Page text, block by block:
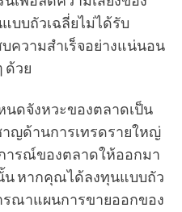
บบถัวเฉลี่ยไม่ได้รับ
ความสำเร็จอย่างแน่นอน
ด้วย
นดจังหวะของตลาดเป็น
าญด้านการเทรดรายใหญ่
ารณ์ของตลาดให้ออกมา
น หากคุณได้ลงทุนแบบถัว
รณาแผนการขายออกของ